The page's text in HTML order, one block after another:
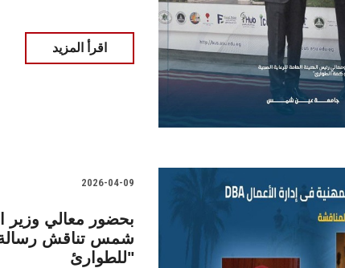
اقرأ المزيد
2026-04-09
بحضور معالي وزير
شمس تناقش رسالة
للطوارئ"